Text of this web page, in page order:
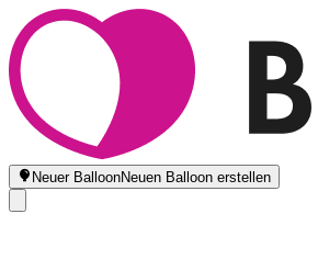
Neuer BalloonNeuen Balloon erstellen